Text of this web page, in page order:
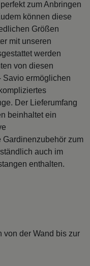
zum Anbringen
können diese
Größen
mit unseren
werden
von diesen
Savio ermöglichen
Der Lieferumfang
beinhaltet ein
Gardinenzubehör zum
auch im
enthalten.
von der Wand bis zur